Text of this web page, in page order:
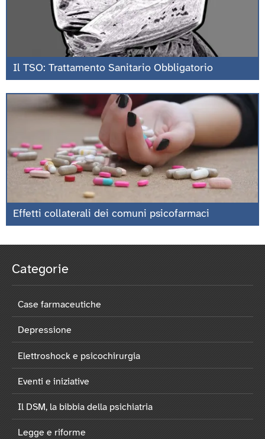
Il TSO: Trattamento Sanitario Obbligatorio
Effetti collaterali dei comuni psicofarmaci
Categorie
Case farmaceutiche
Depressione
Elettroshock e psicochirurgia
Eventi e iniziative
Il DSM, la bibbia della psichiatria
Legge e riforme